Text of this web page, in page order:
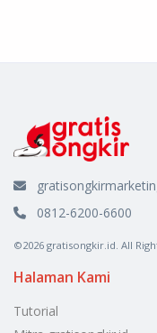
0812-6200-6600
©2026 gratisongkir.id. All
Halaman Kami
Tutorial